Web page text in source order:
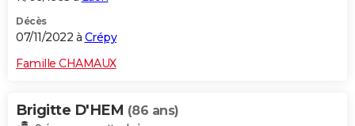
Décès
07/11/2022 à Crépy
Famille CHAMAUX
Brigitte D'HEM (86 ans)